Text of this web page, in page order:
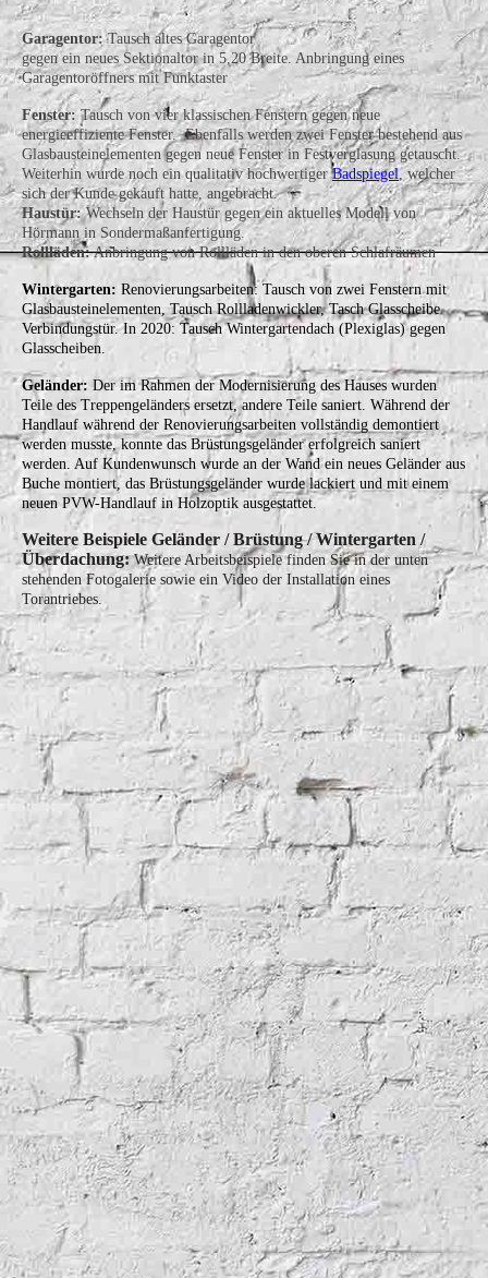
Garagentor:Tausch altes Garagentor
gegen ein neues Sektionaltor in 5,20 Breite. Anbringung eines
Garagentoröffners mit Funktaster
Fenster:Tausch von vier klassischen Fenstern gegen neue
energieeffiziente Fenster. Ebenfalls werden zwei Fenster bestehend aus
Glasbausteinelementen gegen neue Fenster in Festverglasung getauscht.
Weiterhin wurde noch ein qualitativ hochwertigerBadspiegel, welcher
sich der Kunde gekauft hatte, angebracht.
Haustür:Wechseln der Haustür gegen ein aktuelles Modell von
Hörmann in Sondermaßanfertigung.
Rollläden:Anbringung von Rollläden in den oberen Schlafräumen
Wintergarten: Renovierungsarbeiten: Tausch von zwei Fenstern mit
Glasbausteinelementen, Tausch Rollladenwickler, Tasch Glasscheibe
Verbindungstür. In 2020: Tausch Wintergartendach (Plexiglas) gegen
Glasscheiben.
Geländer:Der im Rahmen der Modernisierung des Hauses wurden
Teile des Treppengeländers ersetzt, andere Teile saniert. Während der
Handlauf während der Renovierungsarbeiten vollständig demontiert
werden musste, konnte das Brüstungsgeländer erfolgreich saniert
werden. Auf Kundenwunsch wurde an der Wand ein neues Geländer aus
Buche montiert, das Brüstungsgeländer wurde lackiert und mit einem
neuen PVW-Handlauf in Holzoptik ausgestattet.
Weitere Beispiele Geländer / Brüstung / Wintergarten /
Überdachung:Weitere Arbeitsbeispiele finden Sie in der unten
stehenden Fotogalerie sowie ein Video der Installation eines
Torantriebes.